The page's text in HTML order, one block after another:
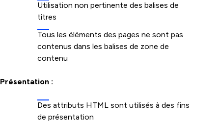
Utilisation non pertinente des balises de
titres
Tous les éléments des pages ne sont pas
contenus dans les balises de zone de
contenu
Présentation :
Des attributs HTML sont utilisés à des fins
de présentation